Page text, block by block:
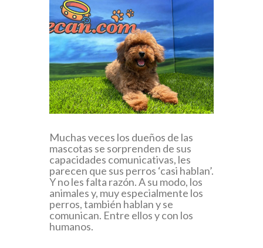
Muchas veces los dueños de las
mascotas se sorprenden de sus
capacidades comunicativas, les
parecen que sus perros ‘casi hablan’.
Y no les falta razón. A su modo, los
animales y, muy especialmente los
perros, también hablan y se
comunican. Entre ellos y con los
humanos.